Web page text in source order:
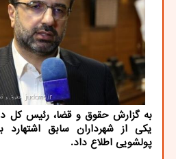
به گزارش حقوق و قضا، رئیس کل
یکی از شهرداران سابق اشتهارد
پولشویی اطلاع داد.